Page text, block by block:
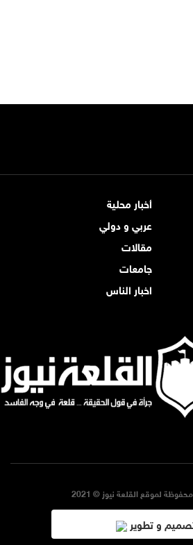
أخبار محلية
عربي و دولي
مقالات
جامعات
اخبار الناس
لموقع القلعة نيوز © 2021
و تطوير